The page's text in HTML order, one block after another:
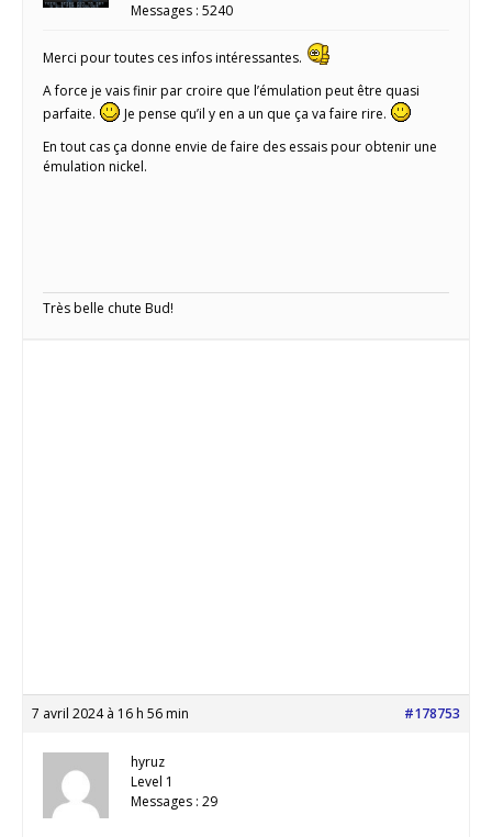
Messages : 5240
Merci pour toutes ces infos intéressantes.
A force je vais finir par croire que l’émulation peut être quasi
parfaite.
Je pense qu’il y en a un que ça va faire rire.
En tout cas ça donne envie de faire des essais pour obtenir une
émulation nickel.
Très belle chute Bud!
7 avril 2024 à 16 h 56 min #178753
hyruz
Level 1
Messages : 29